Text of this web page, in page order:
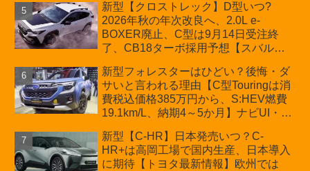
新型【クロストレック】D型いつ?
2026年秋の年次改良へ、2.0L e-
BOXER廃止、C型は9月14日受注終
了、CB18ターボ採用予想【スバル最
新型フォレスターはひどい？後悔・ダ
サいと言われる理由【C型Touringは消
費税込価格385万円から、S:HEV燃費
19.1km/L、納期4～5か月】ナビUI・冬
カーオブザイヤーとJNCAP大賞受賞後
も残る注意点
新型【C-HR】日本発売いつ？C-
HR+は高岡工場で国内生産、日本導入
に期待【トヨタ最新情報】欧州では